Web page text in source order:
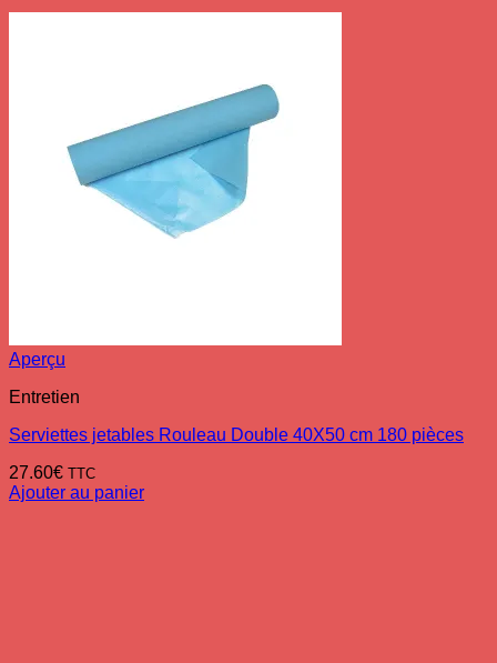
Aperçu
Entretien
Serviettes jetables Rouleau Double 40X50 cm 180 pièces
27.60€ TTC
Ajouter au panier